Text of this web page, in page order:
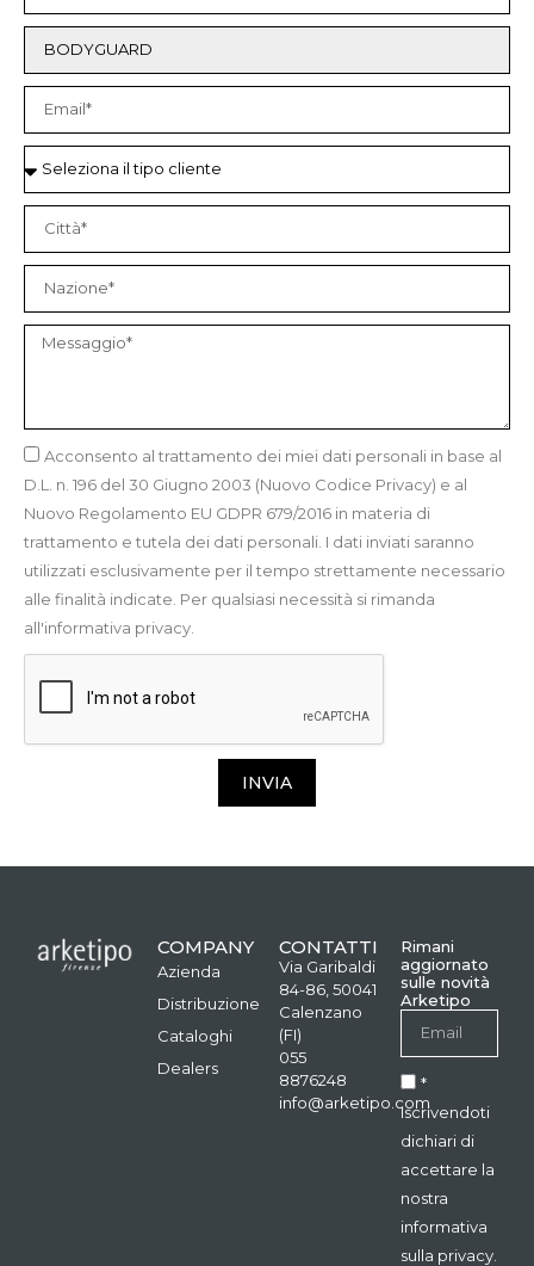
Acconsento al trattamento dei miei dati personali in base al
D.L. n. 196 del 30 Giugno 2003 (Nuovo Codice Privacy) e al
Nuovo Regolamento EU GDPR 679/2016 in materia di
trattamento e tutela dei dati personali. I dati inviati saranno
utilizzati esclusivamente per il tempo strettamente necessario
alle finalità indicate. Per qualsiasi necessità si rimanda
all'informativa privacy.
INVIA
COMPANY
Azienda
Distribuzione
Cataloghi
Dealers
CONTATTI
Via Garibaldi
84-86, 50041
Calenzano
(FI)
055
8876248
info@arketipo.com
Rimani
aggiornato
sulle novità
Arketipo
*
Iscrivendoti
dichiari di
accettare la
nostra
informativa
sulla privacy.